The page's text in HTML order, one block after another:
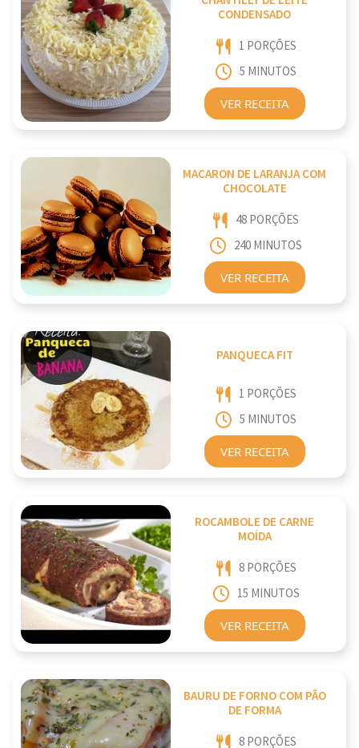
CONDENSADO
1 PORÇÕES
5 MINUTOS
VER RECEITA
MACARON DE LARANJA COM
CHOCOLATE
48 PORÇÕES
240 MINUTOS
VER RECEITA
PANQUECA FIT
1 PORÇÕES
5 MINUTOS
VER RECEITA
ROCAMBOLE DE CARNE
MOÍDA
8 PORÇÕES
15 MINUTOS
VER RECEITA
BAURU DE FORNO COM PÃO
DE FORMA
8 PORÇÕES